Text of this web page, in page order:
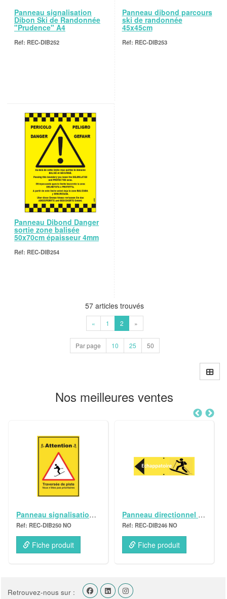
Panneau signalisation
Dibon Ski de Randonnée
"Prudence" A4
REC-DIB252
Panneau dibond parcours
ski de randonnée
45x45cm
REC-DIB253
Panneau Dibond Danger
sortie zone balisée
50x70cm épaisseur 4mm
REC-DIB254
57 articles trouvés
« 1 2 »
Par page 10 25 50
Nos meilleures ventes
Panneau signalisation Dibon Ski de Randonnée "Attention traversée" A4
NO
produit
Panneau directionnel Dibon Ski de Randonnée horizontal échappatoire gauche 35x50
REC-DIB246 NO
Fiche produit
Retrouvez-nous sur :